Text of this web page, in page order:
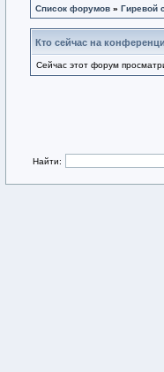
Список форумов » Гиревой
Кто сейчас на
Сейчас этот форум
Найти: